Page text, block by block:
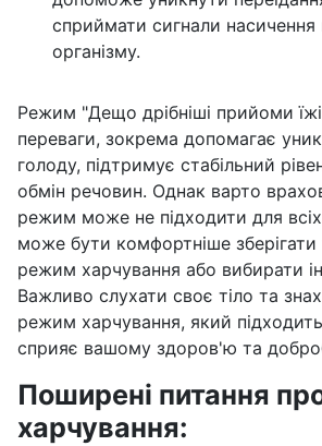
сприймати сигнали насичення
організму.
Режим "Дещо дрібніші прийоми
переваги, зокрема допомагає
голоду, підтримує стабільний
обмін речовин. Однак варто
режим може не підходити для
може бути комфортніше зберігати
режим харчування або вибирати
Важливо слухати своє тіло та
режим харчування, який
сприяє вашому здоров'ю та
Поширені питання
харчування: